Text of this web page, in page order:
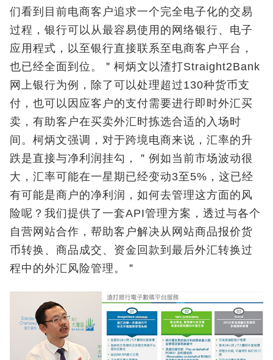
们看到目前电商客户追求一个完全电子化的交易
过程，银行可以从最容易使用的网络银行、电子
应用程式，以至银行直接联系至电商客户平台，
也已经全面到位。＂柯炳文以渣打Straight2Bank
网上银行为例，除了可以处理超过130种货币支
付，也可以因应客户的支付需要进行即时外汇买
卖，有助客户在买卖外汇时拣选合适的入场时
间。柯炳文强调，对于跨境电商来说，汇率的升
跌是直接与净利润挂勾，＂例如当前市场波动很
大，汇率可能在一星期已经变动3至5%，这已经
有可能是商户的净利润，如何去管理这方面的风
险呢？我们提供了一套API管理方案，透过与各个
自营网站合作，帮助客户解决从网站商品报价货
币转换、商品成交、资金回款到最后外汇转换过
程中的外汇风险管理。＂